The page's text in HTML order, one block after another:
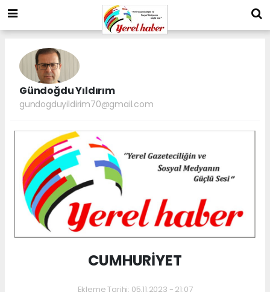
Gündoğdu Yıldırım
gundogduyildirim70@gmail.com
CUMHURİYET
Ekleme Tarihi: 05.11.2023 - 21:07